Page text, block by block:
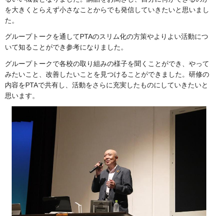
を大きくとらえず小さなことからでも発信していきたいと思いまし
た。
グループトークを通してPTAのスリム化の方策やよりよい活動につ
いて知ることができ参考になりました。
グループトークで各校の取り組みの様子を聞くことができ、やって
みたいこと、改善したいことを見つけることができました。研修の
内容をPTAで共有し、活動をさらに充実したものにしていきたいと
思います。